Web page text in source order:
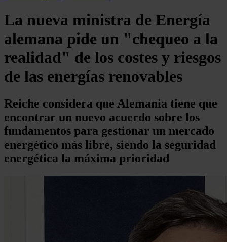
La nueva ministra de Energía
alemana pide un "chequeo a la
realidad" de los costes y riesgos
de las energías renovables
Reiche considera que Alemania tiene que
encontrar un nuevo acuerdo sobre los
fundamentos para gestionar un mercado
energético más libre, siendo la seguridad
energética la máxima prioridad